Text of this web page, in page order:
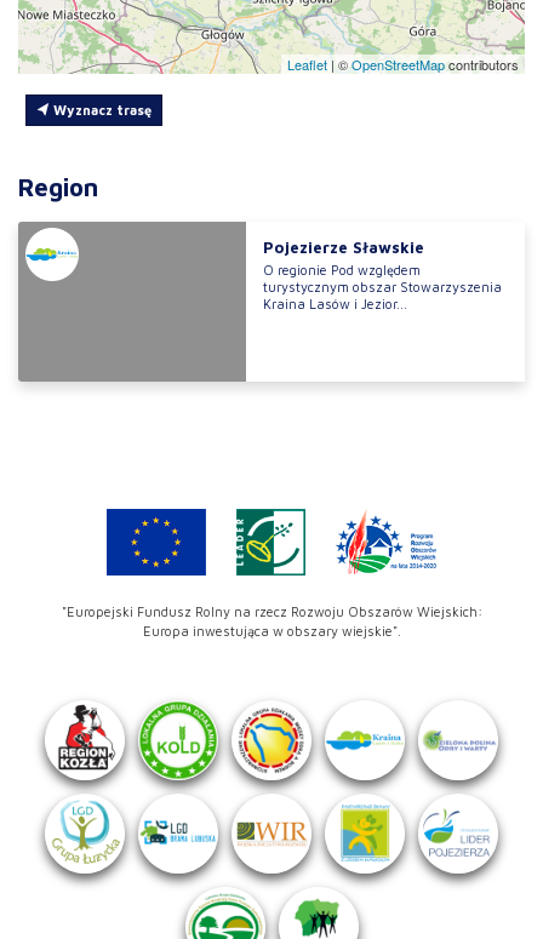
Leaflet | ©OpenStreetMapcontributors
Wyznacz trasę
Region
Pojezierze Sławskie
O regionie Pod względem
turystycznym obszar Stowarzyszenia
Kraina Lasów i Jezior...
"Europejski Fundusz Rolny na rzecz Rozwoju Obszarów Wiejskich:
Europa inwestująca w obszary wiejskie".